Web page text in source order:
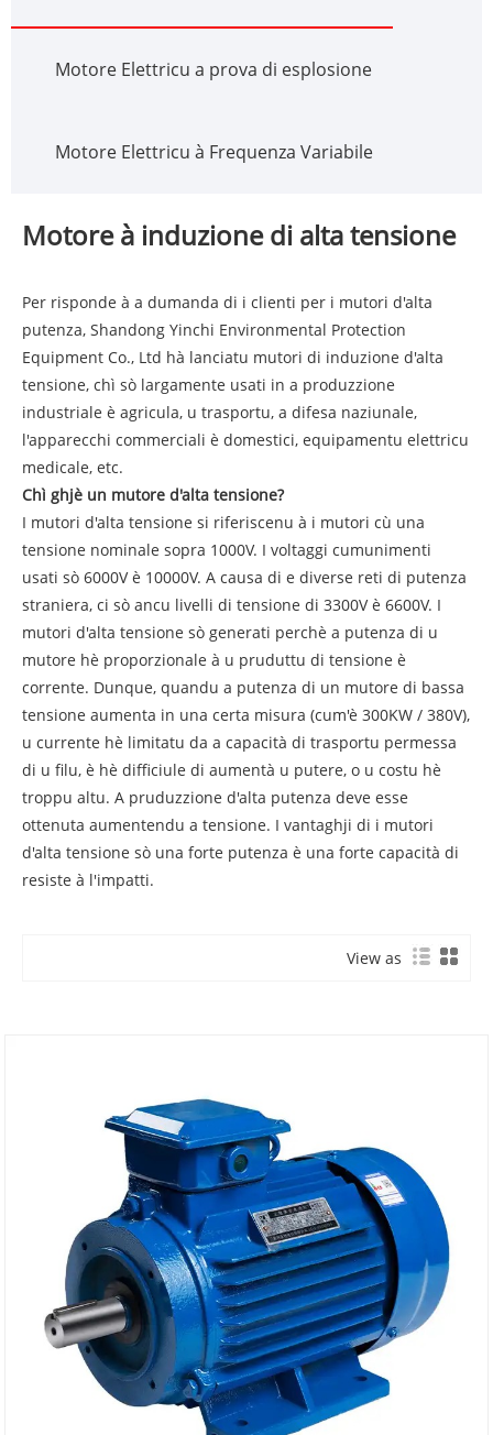
Motore Elettricu a prova di esplosione
Motore Elettricu à Frequenza Variabile
Motore à induzione di alta tensione
Per risponde à a dumanda di i clienti per i mutori d'alta
putenza, Shandong Yinchi Environmental Protection
Equipment Co., Ltd hà lanciatu mutori di induzione d'alta
tensione, chì sò largamente usati in a produzzione
industriale è agricula, u trasportu, a difesa naziunale,
l'apparecchi commerciali è domestici, equipamentu elettricu
medicale, etc.
Chì ghjè un mutore d'alta tensione?
I mutori d'alta tensione si riferiscenu à i mutori cù una
tensione nominale sopra 1000V. I voltaggi cumunimenti
usati sò 6000V è 10000V. A causa di e diverse reti di putenza
straniera, ci sò ancu livelli di tensione di 3300V è 6600V. I
mutori d'alta tensione sò generati perchè a putenza di u
mutore hè proporzionale à u pruduttu di tensione è
corrente. Dunque, quandu a putenza di un mutore di bassa
tensione aumenta in una certa misura (cum'è 300KW / 380V),
u currente hè limitatu da a capacità di trasportu permessa
di u filu, è hè difficiule di aumentà u putere, o u costu hè
troppu altu. A pruduzzione d'alta putenza deve esse
ottenuta aumentendu a tensione. I vantaghji di i mutori
d'alta tensione sò una forte putenza è una forte capacità di
resiste à l'impatti.
View as